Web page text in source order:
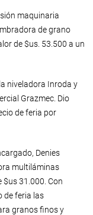
maquinaria
de grano
de $us. 53.500 a un
niveladora Inroda y
Grazmec. Dio
de feria por
Denies
multiláminas
31.000. Con
de feria las
granos finos y